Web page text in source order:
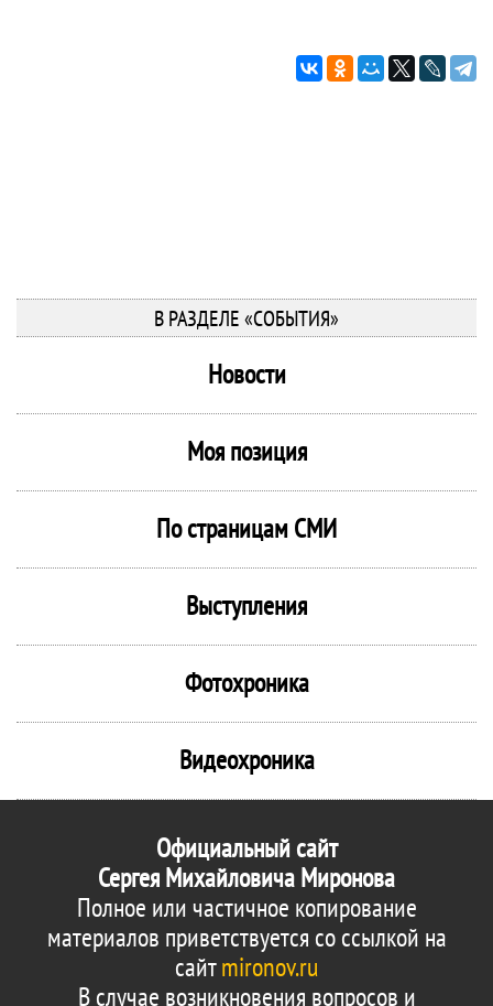
В РАЗДЕЛЕ «СОБЫТИЯ»
Новости
Моя позиция
По страницам СМИ
Выступления
Фотохроника
Видеохроника
Официальный сайт
Сергея Михайловича Миронова
Полное или частичное копирование
материалов приветствуется со ссылкой на
сайтmironov.ru
В случае возникновения вопросов и